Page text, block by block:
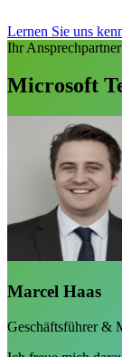
Lernen Sie uns
Ihr Ansprechpartner
Microsoft
Marcel Haas
Geschäftsführer &